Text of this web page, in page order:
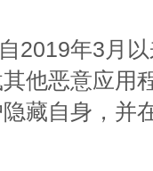
2019年3月
他恶意应用
藏自身，并